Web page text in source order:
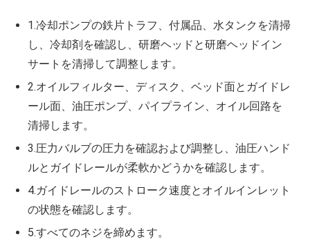
1.冷却ポンプの鉄片トラフ、付属品、水タンクを清掃
し、冷却剤を確認し、研磨ヘッドと研磨ヘッドイン
サートを清掃して調整します。
2.オイルフィルター、ディスク、ベッド面とガイドレ
ール面、油圧ポンプ、パイプライン、オイル回路を
清掃します。
3.圧力バルブの圧力を確認および調整し、油圧ハンド
ルとガイドレールが柔軟かどうかを確認します。
4.ガイドレールのストローク速度とオイルインレット
の状態を確認します。
5.すべてのネジを締めます。